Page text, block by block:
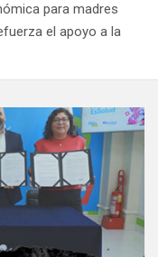
para madres
el apoyo a la